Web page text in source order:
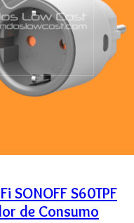
SONOFF S60TPF
de Consumo